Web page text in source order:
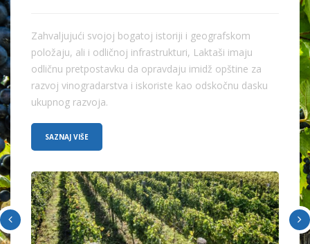
Zahvaljujući svojoj bogatoj istoriji i geografskom
položaju, ali i odličnoj infrastrukturi, Laktaši imaju
odličnu pretpostavku da opravdaju imidž opštine za
razvoj vinogradarstva i iskoriste kao odskočnu dasku
ukupnog razvoja.
SAZNAJ VIŠE